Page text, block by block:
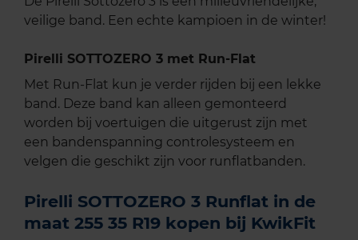
veilige band. Een echte kampioen in de winter!
Pirelli SOTTOZERO 3 met Run-Flat
Met Run-Flat kun je verder rijden bij een lekke
band. Deze band kan alleen gemonteerd
worden bij voertuigen die uitgerust zijn met
een bandenspanning controlesysteem en
velgen die geschikt zijn voor runflatbanden.
Pirelli SOTTOZERO 3 Runflat in de
maat 255 35 R19 kopen bij KwikFit